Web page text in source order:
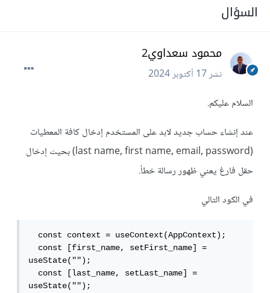
السؤال
محمود سعداوي2
نشر17 أكتوبر 2024
السلام عليكم.
عند إنشاء حساب جديد لابد على المستخدم إدخال كافة المعطيات
(last name, first name, email, password) بحيث إدخال
حقل فارغ يعني ظهور رسالة خطأ.
في الكود التالي
  const context = useContext(AppContext);
  const [first_name, setFirst_name] =
useState("");
  const [last_name, setLast_name] =
useState("");